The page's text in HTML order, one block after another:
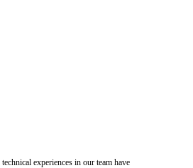
experiences in our team have